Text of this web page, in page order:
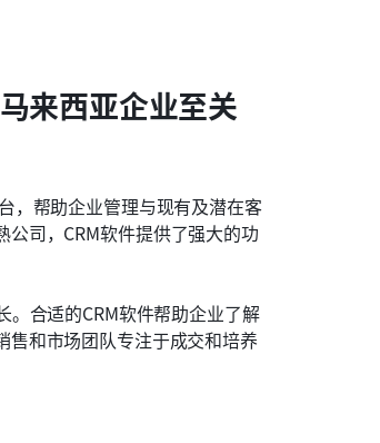
来西亚企业至关
，帮助企业管理与现有及潜在客
司，CRM软件提供了强大的功
。合适的CRM软件帮助企业了解
和市场团队专注于成交和培养